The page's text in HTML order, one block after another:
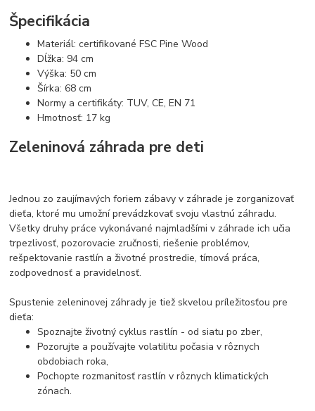
Špecifikácia
Materiál: certifikované FSC Pine Wood
Dĺžka: 94 cm
Výška: 50 cm
Šírka: 68 cm
Normy a certifikáty: TUV, CE, EN 71
Hmotnosť: 17 kg
Zeleninová záhrada pre deti
Jednou zo zaujímavých foriem zábavy v záhrade je zorganizovať
dieťa, ktoré mu umožní prevádzkovať svoju vlastnú záhradu.
Všetky druhy práce vykonávané najmladšími v záhrade ich učia
trpezlivosť, pozorovacie zručnosti, riešenie problémov,
rešpektovanie rastlín a životné prostredie, tímová práca,
zodpovednosť a pravidelnosť.
Spustenie zeleninovej záhrady je tiež skvelou príležitosťou pre
dieťa:
Spoznajte životný cyklus rastlín - od siatu po zber,
Pozorujte a používajte volatilitu počasia v rôznych
obdobiach roka,
Pochopte rozmanitosť rastlín v rôznych klimatických
zónach.